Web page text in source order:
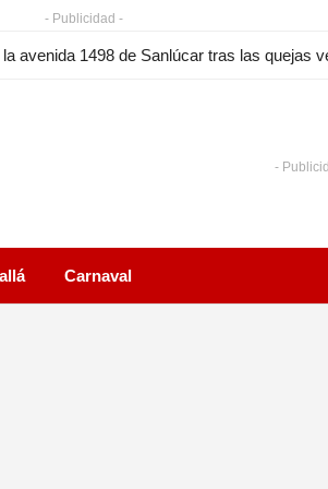
- Publicidad -
de 2026 baja en 191 personas y
-
Carnaval